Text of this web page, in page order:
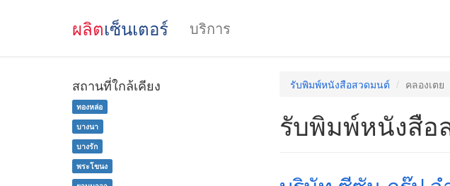
ผลิตเซ็นเตอร์ บริการ
รับพิมพ์หนังสือสวดมนต์ คลองเตย
รับพิมพ์หนังสือ
สถานที่ใกล้เคียง
ทองหล่อ
บางนา
บางรัก
พระโขนง